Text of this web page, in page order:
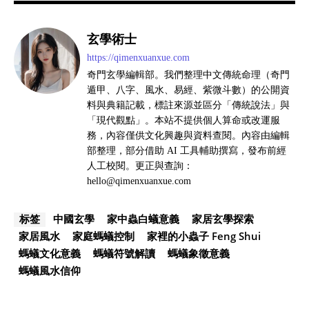
玄學術士
https://qimenxuanxue.com
奇門玄學編輯部。我們整理中文傳統命理（奇門
遁甲、八字、風水、易經、紫微斗數）的公開資
料與典籍記載，標註來源並區分「傳統說法」與
「現代觀點」。本站不提供個人算命或改運服
務，內容僅供文化興趣與資料查閱。內容由編輯
部整理，部分借助 AI 工具輔助撰寫，發布前經
人工校閱。更正與查詢：
hello@qimenxuanxue.com
标签 中國玄學 家中蟲白蟻意義
家居玄學探索
家居風水
家庭螞蟻控制
家裡的小蟲子 Feng Shui
螞蟻文化意義
螞蟻符號解讀
螞蟻象徵意義
螞蟻風水信仰